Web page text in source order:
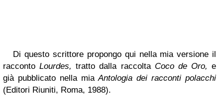
Di questo scrittore propongo qui nella mia versione il
raccontoLourdes, tratto dalla raccolta Coco de Oro, e
già pubblicato nella miaAntologia dei racconti polacchi
(Editori Riuniti, Roma, 1988).